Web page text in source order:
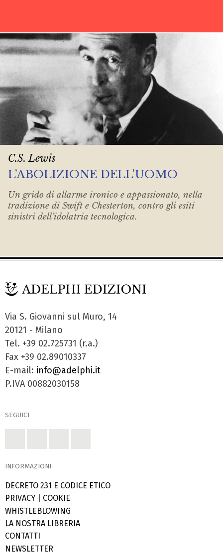
C.S. Lewis
L’ABOLIZIONE DELL’UOMO
Un grido di allarme ironico e appassionato, nella
tradizione di Swift e Chesterton, contro gli esiti
sinistri dell’idolatria tecnologica.
Via S. Giovanni sul Muro, 14
20121 - Milano
Tel. +39 02.725731 (r.a.)
Fax +39 02.89010337
E-mail: info@adelphi.it
P.IVA 00882030158
SEGUICI
INFORMAZIONI
DECRETO 231 E CODICE ETICO
PRIVACY
COOKIE
WHISTLEBLOWING
LA NOSTRA LIBRERIA
CONTATTI
NEWSLETTER